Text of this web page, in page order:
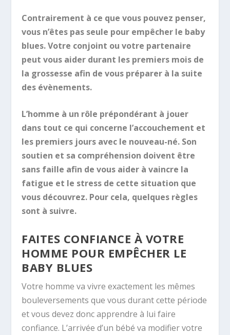
Contrairement à ce que vous pouvez penser,
vous n’êtes pas seule pour empêcher le baby
blues. Votre conjoint ou votre partenaire
peut vous aider durant les premiers mois de
la grossesse afin de vous préparer à la suite
des évènements.
L’homme à un rôle prépondérant à jouer
dans tout ce qui concerne l’accouchement et
les premiers jours avec le nouveau-né. Son
soutien et sa compréhension doivent être
sans faille afin de vous aider à vaincre la
fatigue et le stress de cette situation que
vous découvrez. Pour cela, quelques règles
sont à suivre.
FAITES CONFIANCE À VOTRE
HOMME POUR EMPÊCHER LE
BABY BLUES
Votre homme va vivre exactement les mêmes
bouleversements que vous durant cette période
et vous devez donc apprendre à lui faire
confiance. L’arrivée d’un bébé va modifier votre